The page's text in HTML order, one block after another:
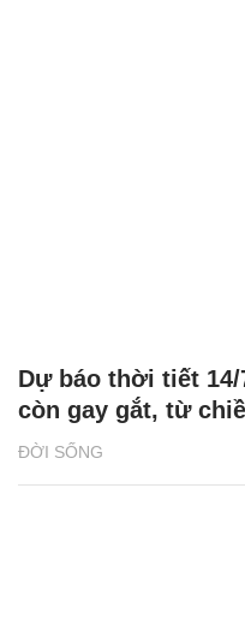
ĐỜI SỐNG
Dự báo thời tiết
còn gay gắt, từ